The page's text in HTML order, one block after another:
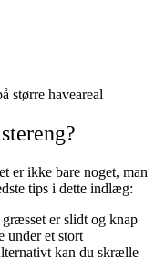
større haveareal
er ikke bare noget, man
tips i dette indlæg:
græsset er slidt og knap
under et stort
kan du skrælle